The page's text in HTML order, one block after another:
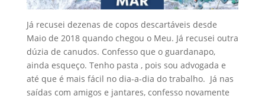
Já recusei dezenas de copos descartáveis desde
Maio de 2018 quando chegou o Meu. Já recusei outra
dúzia de canudos. Confesso que o guardanapo,
ainda esqueço. Tenho pasta , pois sou advogada e
até que é mais fácil no dia-a-dia do trabalho. Já nas
saídas com amigos e jantares, confesso novamente